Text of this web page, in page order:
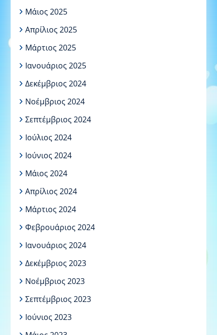
Μάιος 2025
Απρίλιος 2025
Μάρτιος 2025
Ιανουάριος 2025
Δεκέμβριος 2024
Νοέμβριος 2024
Σεπτέμβριος 2024
Ιούλιος 2024
Ιούνιος 2024
Μάιος 2024
Απρίλιος 2024
Μάρτιος 2024
Φεβρουάριος 2024
Ιανουάριος 2024
Δεκέμβριος 2023
Νοέμβριος 2023
Σεπτέμβριος 2023
Ιούνιος 2023